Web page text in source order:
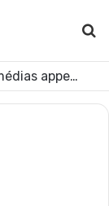
Togo : Énergies renouvelables, les médias appelés à devenir des acteurs du changement